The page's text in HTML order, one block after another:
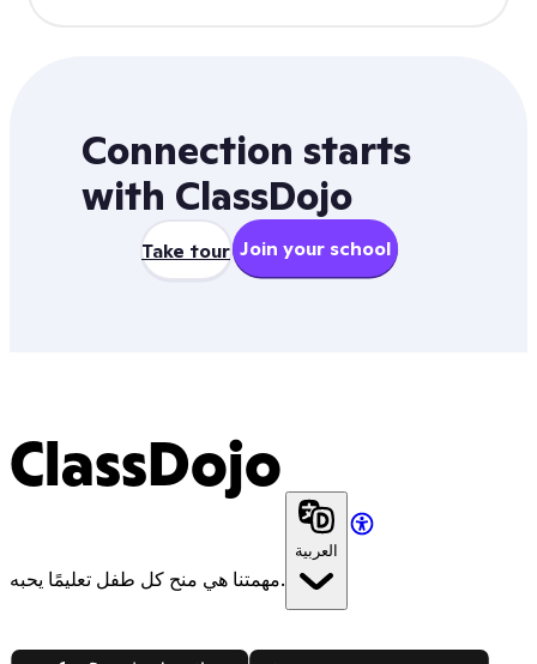
Connection starts
with ClassDojo
Take tour Join your school
ClassDojo
مهمتنا هي منح كل طفل تعليمًا يحبه.
العربية